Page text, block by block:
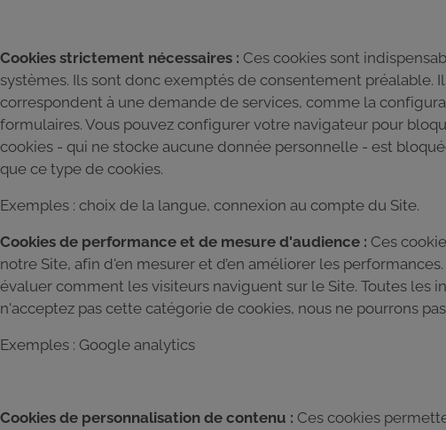
Cookies strictement nécessaires : Ces cookies sont
systèmes. Ils sont donc exemptés de consentement préalable.
correspondent à une demande de services, comme la
formulaires. Vous pouvez configurer votre navigateur pour
cookies - qui ne stocke aucune donnée personnelle - est
que ce type de cookies.
Exemples : choix de la langue, connexion au compte du Site.
Cookies de performance et de mesure d'audience : Ces
notre Site, afin d'en mesurer et d’en améliorer les
évaluer comment les visiteurs naviguent sur le Site. Toutes les
n'acceptez pas cette catégorie de cookies, nous ne pourrons
Exemples : Google analytics
Cookies de personnalisation de contenu : Ces cookies